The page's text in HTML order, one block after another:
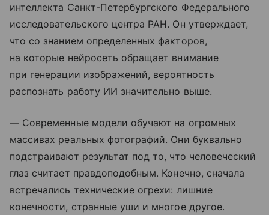
интеллекта Санкт-Петербургского Федерального
исследовательского центра РАН. Он утверждает,
что со знанием определенных факторов,
на которые нейросеть обращает внимание
при генерации изображений, вероятность
распознать работу ИИ значительно выше.
— Современные модели обучают на огромных
массивах реальных фотографий. Они буквально
подстраивают результат под то, что человеческий
глаз считает правдоподобным. Конечно, сначала
встречались технические огрехи: лишние
конечности, странные уши и многое другое.